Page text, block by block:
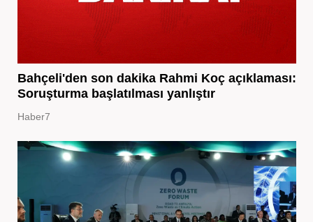
Bahçeli'den son dakika Rahmi Koç açıklaması:
Soruşturma başlatılması yanlıştır
Haber7